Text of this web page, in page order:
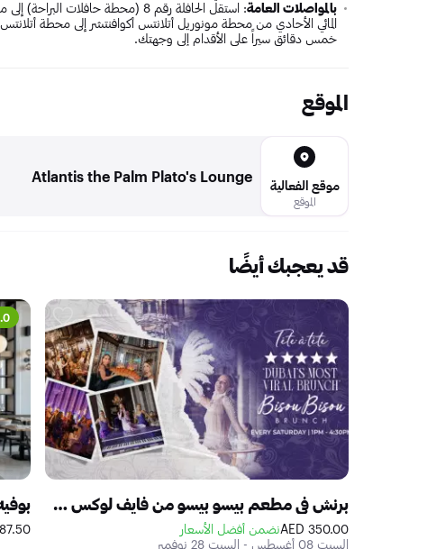
بالمواصلات العامة
المائي الأحادي من محطة مونوريل أتلانتس أكوافنتشر إلى محطة
خمس دقائق سيراً على الأقدام إلى وجهتك.
الموقع
موقع الفعالية
الموقع
Atlantis the Palm Plato's Lounge
قد يعجبك أيضًا
برنش في مطعم بيسو بيسو من فايف لوكس جميرا بيتش ريزيدنس
350.00 AED
نضمن أفضل الأسعار
السبت 08 أغسطس - السبت 28 نوفمبر
AED